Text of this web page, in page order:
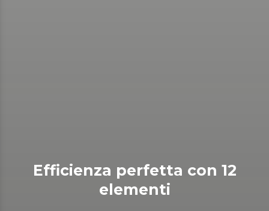
Efficienza perfetta con 12
elementi